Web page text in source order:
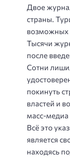
Двое
страны.
возможных
Тысячи
после
Сотни
покинуть
властей и
масс-медиа
Всё это
является
находясь